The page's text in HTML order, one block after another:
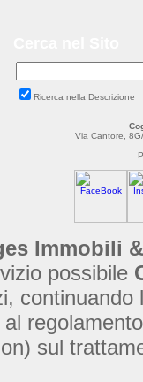
Ricerca nella Descrizione
Via Cantore,
Immobili
possibile
sul